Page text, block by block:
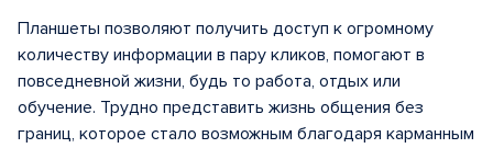
Планшеты позволяют получить доступ к огромному
количеству информации в пару кликов, помогают в
повседневной жизни, будь то работа, отдых или
обучение. Трудно представить жизнь общения без
границ, которое стало возможным благодаря карманным